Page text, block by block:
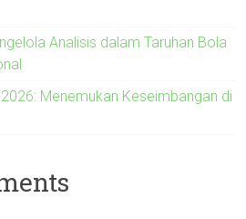
Analisis dalam Taruhan Bola
Menemukan Keseimbangan di